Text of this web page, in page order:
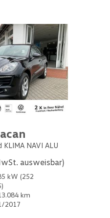
KLIMA NAVI ALU
ausweisbar)
kW (252
km
2017